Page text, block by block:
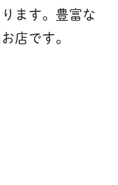
ます。豊富な
店です。